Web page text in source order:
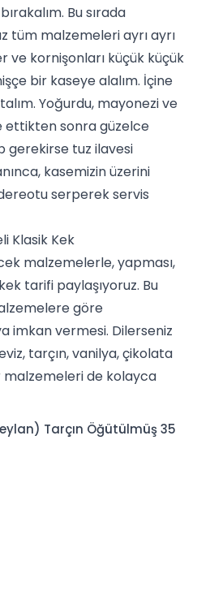
Bu sırada
tüm malzemeleri ayrı ayrı
ve kornişonları küçük küçük
bir kaseye alalım. İçine
Yoğurdu, mayonezi ve
ettikten sonra güzelce
gerekirse tuz ilavesi
kasemizin üzerini
serperek servis
Klasik Kek
malzemelerle, yapması,
kek tarifi paylaşıyoruz. Bu
göre
imkan vermesi. Dilerseniz
tarçın,vanilya, çikolata
malzemeleri de kolayca
Tarçın Öğütülmüş 35